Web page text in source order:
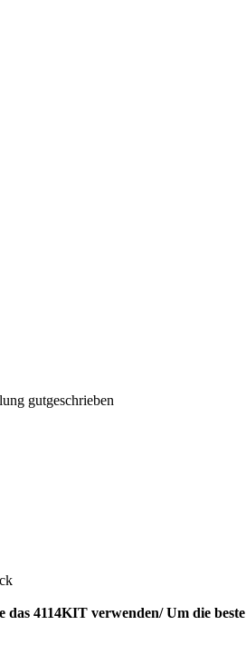
gutgeschrieben
4114KIT verwenden/ Um die